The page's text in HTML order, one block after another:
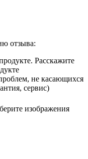
отзыва:
Расскажите
не касающихся
сервис)
изображения